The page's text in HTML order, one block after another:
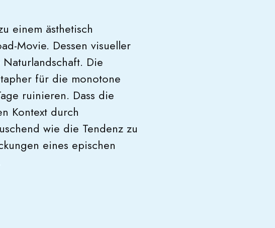
einem ästhetisch
Movie. Dessen visueller
Die
für die monotone
ruinieren. Dass die
Kontext durch
wie die Tendenz zu
eines epischen